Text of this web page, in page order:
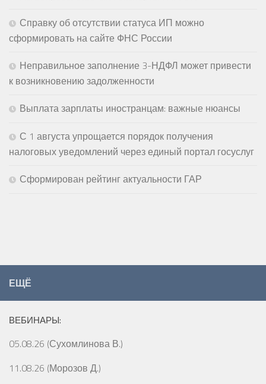
Справку об отсутствии статуса ИП можно
сформировать на сайте ФНС России
Неправильное заполнение 3-НДФЛ может привести
к возникновению задолженности
Выплата зарплаты иностранцам: важные нюансы
С 1 августа упрощается порядок получения
налоговых уведомлений через единый портал госуслуг
Сформирован рейтинг актуальности ГАР
ЕЩЁ
ВЕБИНАРЫ:
05.08.26 (Сухомлинова В.)
11.08.26 (Морозов Д.)